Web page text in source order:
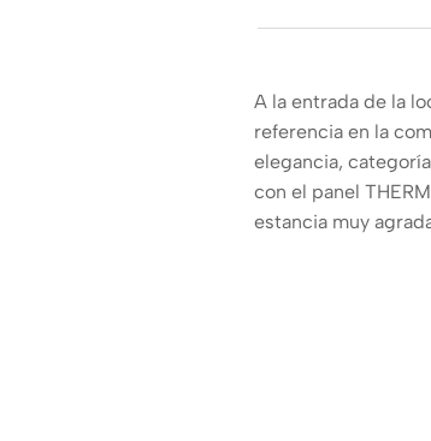
A la entrada de la
referencia en la
elegancia,
con el panel
estancia muy